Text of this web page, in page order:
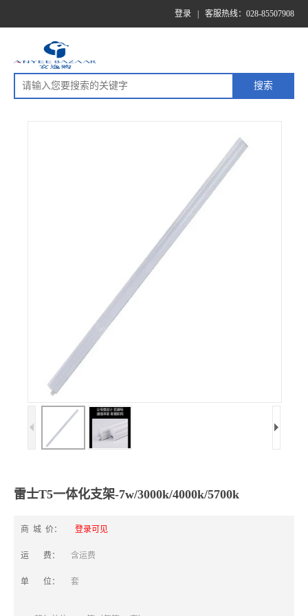
登录 客服热线：028-85507908
雷士T5一体化支架-7w/3000k/4000k/5700k
商 城 价： 登录可见
运 费： 含运费
单 位： 套